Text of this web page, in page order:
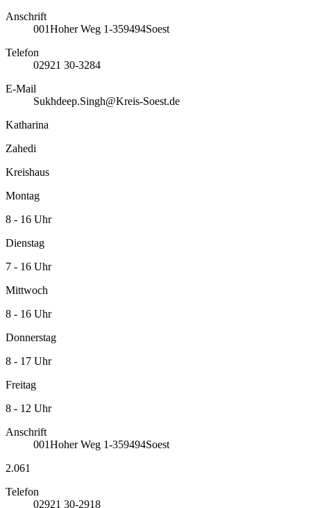
Anschrift
001Hoher Weg 1-359494Soest
Telefon
02921 30-3284
E-Mail
Sukhdeep.Singh@Kreis-Soest.de
Katharina
Zahedi
Kreishaus
Montag
8 - 16 Uhr
Dienstag
7 - 16 Uhr
Mittwoch
8 - 16 Uhr
Donnerstag
8 - 17 Uhr
Freitag
8 - 12 Uhr
Anschrift
001Hoher Weg 1-359494Soest
2.061
Telefon
02921 30-2918